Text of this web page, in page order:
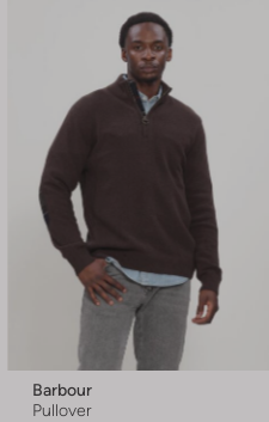
Barbour
Pullover